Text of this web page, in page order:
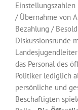
/ Übernahme von
Bezahlung /
Diskussionsrunde
das Personal des
Politiker lediglich
persönliche und
Beschäftigten